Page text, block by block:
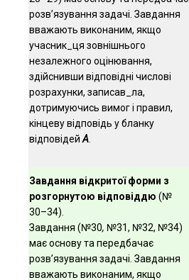
розв’язування задачі. Завдання
вважають виконаним, якщо
учасник_ця зовнішнього
незалежного оцінювання,
здійснивши відповідні числові
розрахунки, записав_ла,
дотримуючись вимог і правил,
кінцеву відповідь у бланку
відповідейА.
Завдання відкритої форми з
розгорнутою відповіддю (№
30–34).
Завдання (№30, №31, №32, №34)
має основу та передбачає
розв’язування задачі. Завдання
вважають виконаним, якщо